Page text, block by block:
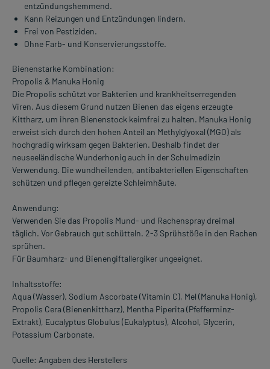
entzündungshemmend.
Kann Reizungen und Entzündungen lindern.
Frei von Pestiziden.
Ohne Farb- und Konservierungsstoffe.
Bienenstarke Kombination:
Propolis & Manuka Honig
Die Propolis schützt vor Bakterien und krankheitserregenden
Viren. Aus diesem Grund nutzen Bienen das eigens erzeugte
Kittharz, um ihren Bienenstock keimfrei zu halten. Manuka Honig
erweist sich durch den hohen Anteil an Methylglyoxal (MGO) als
hochgradig wirksam gegen Bakterien. Deshalb findet der
neuseeländische Wunderhonig auch in der Schulmedizin
Verwendung. Die wundheilenden, antibakteriellen Eigenschaften
schützen und pflegen gereizte Schleimhäute.
Anwendung:
Verwenden Sie das Propolis Mund- und Rachenspray dreimal
täglich. Vor Gebrauch gut schütteln. 2-3 Sprühstöße in den Rachen
sprühen.
Für Baumharz- und Bienengiftallergiker ungeeignet.
Inhaltsstoffe:
Aqua (Wasser), Sodium Ascorbate (Vitamin C), Mel (Manuka Honig),
Propolis Cera (Bienenkittharz), Mentha Piperita (Pfefferminz-
Extrakt), Eucalyptus Globulus (Eukalyptus), Alcohol, Glycerin,
Potassium Carbonate.
Quelle: Angaben des Herstellers